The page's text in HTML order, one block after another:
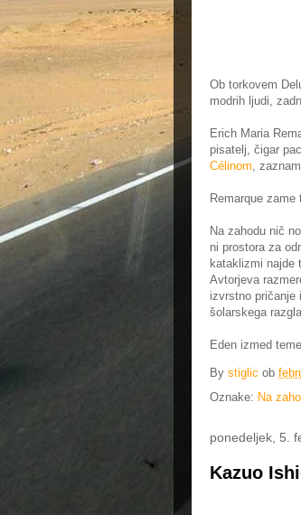
Ob torkovem
modrih ljudi,
Erich Maria
pisatelj, čigar
Célinom,
Remarque
Na zahodu nič
ni prostora za
kataklizmi najde
Avtorjeva
izvrstno pričanje
šolarskega
Eden izmed
By stiglic ob
Oznake: Na
ponedeljek, 5.
Kazuo